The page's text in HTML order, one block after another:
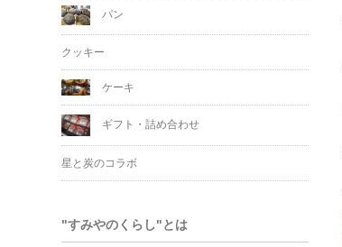
パン
クッキー
ケーキ
ギフト・詰め合わせ
星と炭のコラボ
"すみやのくらし"とは